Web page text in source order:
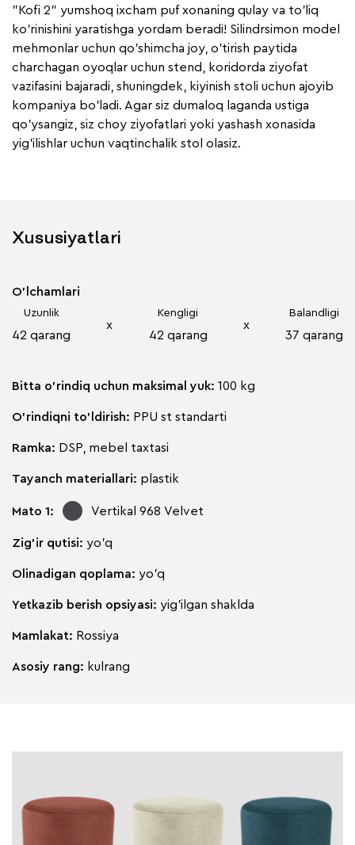
"Kofi 2" yumshoq ixcham puf xonaning qulay va to'liq
ko'rinishini yaratishga yordam beradi! Silindrsimon model
mehmonlar uchun qo'shimcha joy, o'tirish paytida
charchagan oyoqlar uchun stend, koridorda ziyofat
vazifasini bajaradi, shuningdek, kiyinish stoli uchun ajoyib
kompaniya bo'ladi. Agar siz dumaloq laganda ustiga
qo'ysangiz, siz choy ziyofatlari yoki yashash xonasida
yig'ilishlar uchun vaqtinchalik stol olasiz.
Xususiyatlari
O'lchamlari
Uzunlik
42 qarang
х
Kengligi
42 qarang
х
Balandligi
37 qarang
Bitta o'rindiq uchun maksimal yuk: 100 kg
O'rindiqni to'ldirish: PPU st standarti
Ramka: DSP, mebel taxtasi
Tayanch materiallari: plastik
Mato 1: Vertikal 968 Velvet
Zig'ir qutisi: yo'q
Olinadigan qoplama: yo'q
Yetkazib berish opsiyasi: yig'ilgan shaklda
Mamlakat: Rossiya
Asosiy rang: kulrang